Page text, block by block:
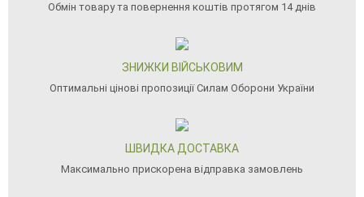
Обмін товару та повернення коштів протягом 14 днів
ЗНИЖКИ ВІЙСЬКОВИМ
Оптимальні цінові пропозиції Силам Оборони України
ШВИДКА ДОСТАВКА
Максимально прискорена відправка замовлень